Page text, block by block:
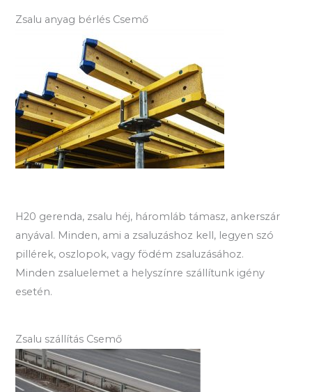
Zsalu anyag bérlés Csemő
H20 gerenda, zsalu héj, háromláb támasz, ankerszár
anyával. Minden, ami a zsaluzáshoz kell, legyen szó
pillérek, oszlopok, vagy födém zsaluzásához.
Minden zsaluelemet a helyszínre szállítunk igény
esetén.
Zsalu szállítás Csemő